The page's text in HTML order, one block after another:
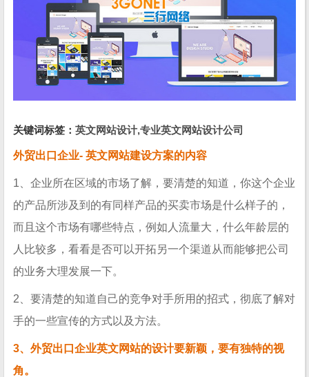
关键词标签： 英文网站设计,专业英文网站设计公司
外贸出口企业- 英文网站建设方案的内容
1、企业所在区域的市场了解，要清楚的知道，你这个企业
的产品所涉及到的有同样产品的买卖市场是什么样子的，
而且这个市场有哪些特点，例如人流量大，什么年龄层的
人比较多，看看是否可以开拓另一个渠道从而能够把公司
的业务大理发展一下。
2、要清楚的知道自己的竞争对手所用的招式，彻底了解对
手的一些宣传的方式以及方法。
3、外贸出口企业英文网站的设计要新颖，要有独特的视
角。